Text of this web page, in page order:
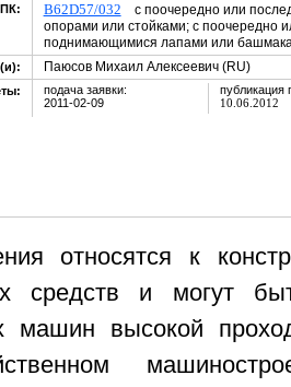
B62D57/032 с поочередно или
опорами или стойками; с поочередно
поднимающимися лапами или
Паюсов Михаил Алексеевич (RU)
подача заявки:
2011-02-09
публикация
10.06.2012
относятся к
средств и могут
машин высокой